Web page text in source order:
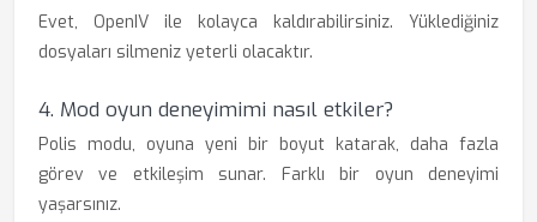
Evet, OpenIV ile kolayca kaldırabilirsiniz. Yüklediğiniz
dosyaları silmeniz yeterli olacaktır.
4. Mod oyun deneyimimi nasıl etkiler?
Polis modu, oyuna yeni bir boyut katarak, daha fazla
görev ve etkileşim sunar. Farklı bir oyun deneyimi
yaşarsınız.